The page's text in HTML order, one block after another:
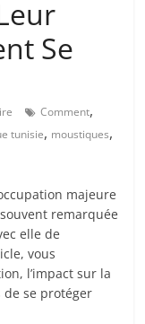
Se
Comment,
tunisie, moustiques,
majeure
remarquée
elle de
vous
l’impact sur la
se protéger